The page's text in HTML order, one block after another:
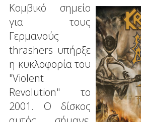
Κομβικό σημείο
για τους
Γερμανούς
thrashers υπήρξε
η κυκλοφορία του
"Violent
Revolution" το
2001. Ο δίσκος